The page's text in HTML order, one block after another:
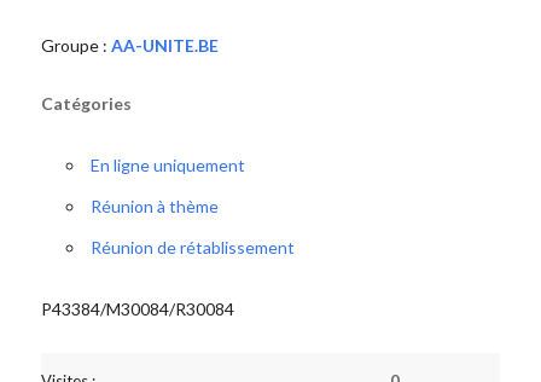
Groupe : AA-UNITE.BE
Catégories
En ligne uniquement
Réunion à thème
Réunion de rétablissement
P43384/M30084/R30084